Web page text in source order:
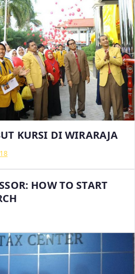
R
A
J
A
KURSI DI WIRARAJA
HOW TO START